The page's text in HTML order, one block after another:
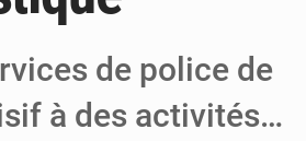
de police de
à des activités…